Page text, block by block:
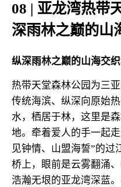
08 | 亚龙湾热
深雨林之巅的山
纵深雨林之巅的山海交
热带天堂森林公园为三
传统海滨、纵深向原始
水，栖居于林，这里是
地。牵着爱人的手一起
见钟情、山盟海誓”的过
桥上，眼前是云雾翻涌
浩瀚无垠的亚龙湾深蓝